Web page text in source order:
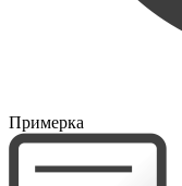
Примерка